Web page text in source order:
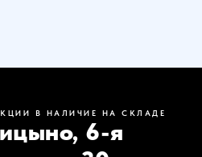
В НАЛИЧИЕ НА СКЛАДЕ
6-я